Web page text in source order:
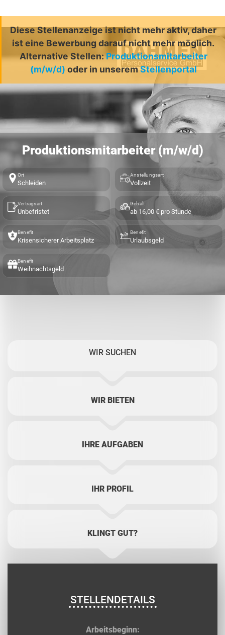
Diese Stellenanzeige ist nicht mehr aktiv, daher
ist eine Bewerbung darauf nicht mehr möglich.
Alternative Stellen:Produktionsmitarbeiter
(m/w/d) oder in unseremStellenportal
Produktionsmitarbeiter (m/w/d)
Ort
Schleiden
Anstellungsart
Vollzeit
Vertragsart
Unbefristet
Gehalt
ab 16,00 € pro Stunde
Benefit
Krisensicherer Arbeitsplatz
Benefit
Urlaubsgeld
Benefit
Weihnachtsgeld
WIR SUCHEN
WIR BIETEN
IHRE AUFGABEN
IHR PROFIL
KLINGT GUT?
STELLENDETAILS
Arbeitsbeginn: